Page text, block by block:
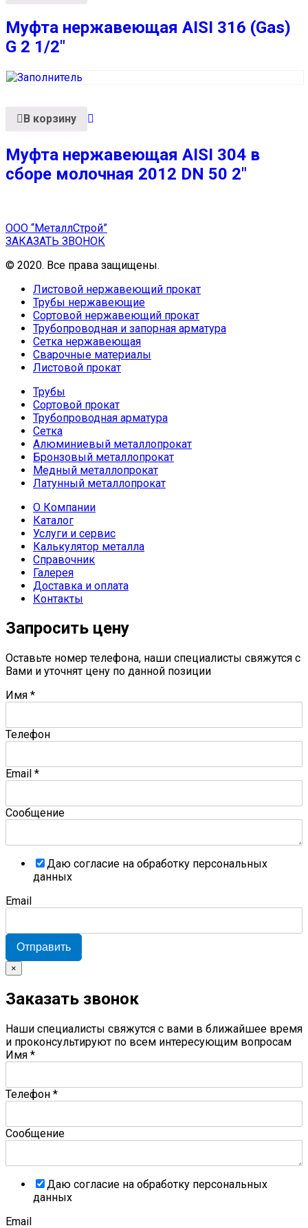
Муфта нержавеющая AISI 316 (Gas)
G 2 1/2″
В корзину
Муфта нержавеющая AISI 304 в
сборе молочная 2012 DN 50 2″
ООО “МеталлСтрой”
ЗАКАЗАТЬ ЗВОНОК
© 2020. Все права защищены.
Листовой нержавеющий прокат
Трубы нержавеющие
Сортовой нержавеющий прокат
Трубопроводная и запорная арматура
Сетка нержавеющая
Сварочные материалы
Листовой прокат
Трубы
Сортовой прокат
Трубопроводная арматура
Сетка
Алюминиевый металлопрокат
Бронзовый металлопрокат
Медный металлопрокат
Латунный металлопрокат
О Компании
Каталог
Услуги и сервис
Калькулятор металла
Справочник
Галерея
Доставка и оплата
Контакты
Запросить цену
Оставьте номер телефона, наши специалисты свяжутся с
Вами и уточнят цену по данной позиции
Имя *
Телефон
Email *
Сообщение
Даю согласие на обработку персональных
данных
Email
Отправить
×
Заказать звонок
Наши специалисты свяжутся с вами в ближайшее время
и проконсультируют по всем интересующим вопросам
Имя *
Телефон *
Сообщение
Даю согласие на обработку персональных
данных
Email